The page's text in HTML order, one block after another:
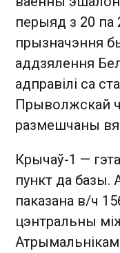
перыяд з 20
прызначэння
аддзялення
адправілі са
Прыволжскай
размешчаны
Крычаў-1 —
пункт да
паказана в/ч
цэнтральны